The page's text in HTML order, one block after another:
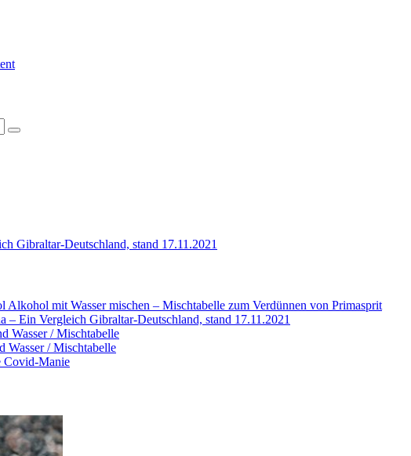
Gibraltar-Deutschland, stand 17.11.2021
Alkohol mit Wasser mischen – Mischtabelle zum Verdünnen von Primasprit
– Ein Vergleich Gibraltar-Deutschland, stand 17.11.2021
Wasser / Mischtabelle
Wasser / Mischtabelle
Covid-Manie